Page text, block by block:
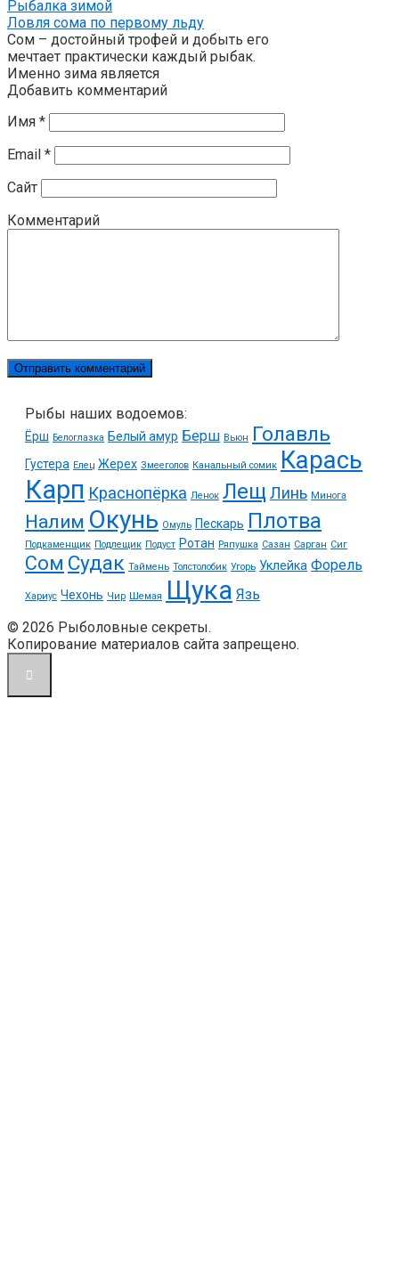
Рыбалка зимой
Ловля сома по первому льду
Сом – достойный трофей и добыть его
мечтает практически каждый рыбак.
Именно зима является
Добавить комментарий
Имя *
Email *
Сайт
Комментарий
Рыбы наших водоемов:
Ёрш Белоглазка Белый амур Берш Вьюн Голавль
Густера Елец Жерех Змееголов Канальный сомик Карась
Карп Краснопёрка Ленок ЛещЛинь Минога
Налим Окунь Омуль Пескарь Плотва
Подкаменщик Подлещик Подуст Ротан Ряпушка Сазан Сарган Сиг
Сом Судак Таймень Толстолобик Угорь Уклейка Форель
Хариус Чехонь Чир Шемая Щука Язь
© 2026 Рыболовные секреты.
Копирование материалов сайта запрещено.